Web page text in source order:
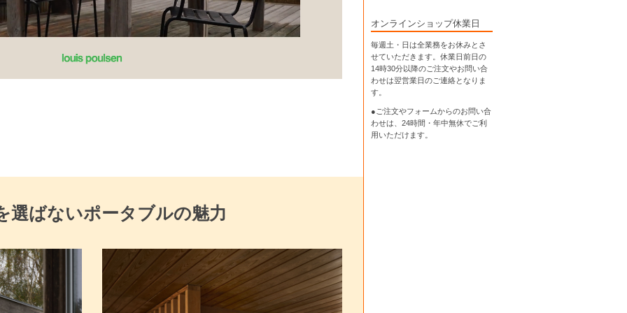
選ばないポータブルの魅力
オンラインショップ休業日
毎週土・日は全業務をお休みとさ
せていただきます。休業日前日の
14時30分以降のご注文やお問い合
わせは翌営業日のご連絡となりま
す。
●ご注文やフォームからのお問い合
わせは、 24時間・年中無休でご利
用いただけます。